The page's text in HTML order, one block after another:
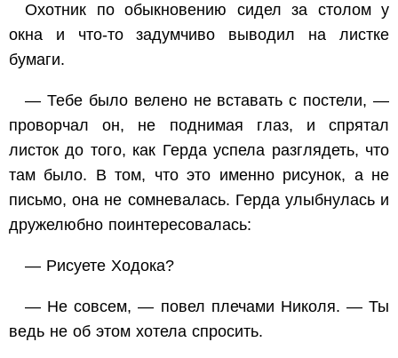
Охотник по обыкновению сидел за столом у
окна и что-то задумчиво выводил на листке
бумаги.
— Тебе было велено не вставать с постели, —
проворчал он, не поднимая глаз, и спрятал
листок до того, как Герда успела разглядеть, что
там было. В том, что это именно рисунок, а не
письмо, она не сомневалась. Герда улыбнулась и
дружелюбно поинтересовалась:
— Рисуете Ходока?
— Не совсем, — повел плечами Николя. — Ты
ведь не об этом хотела спросить.